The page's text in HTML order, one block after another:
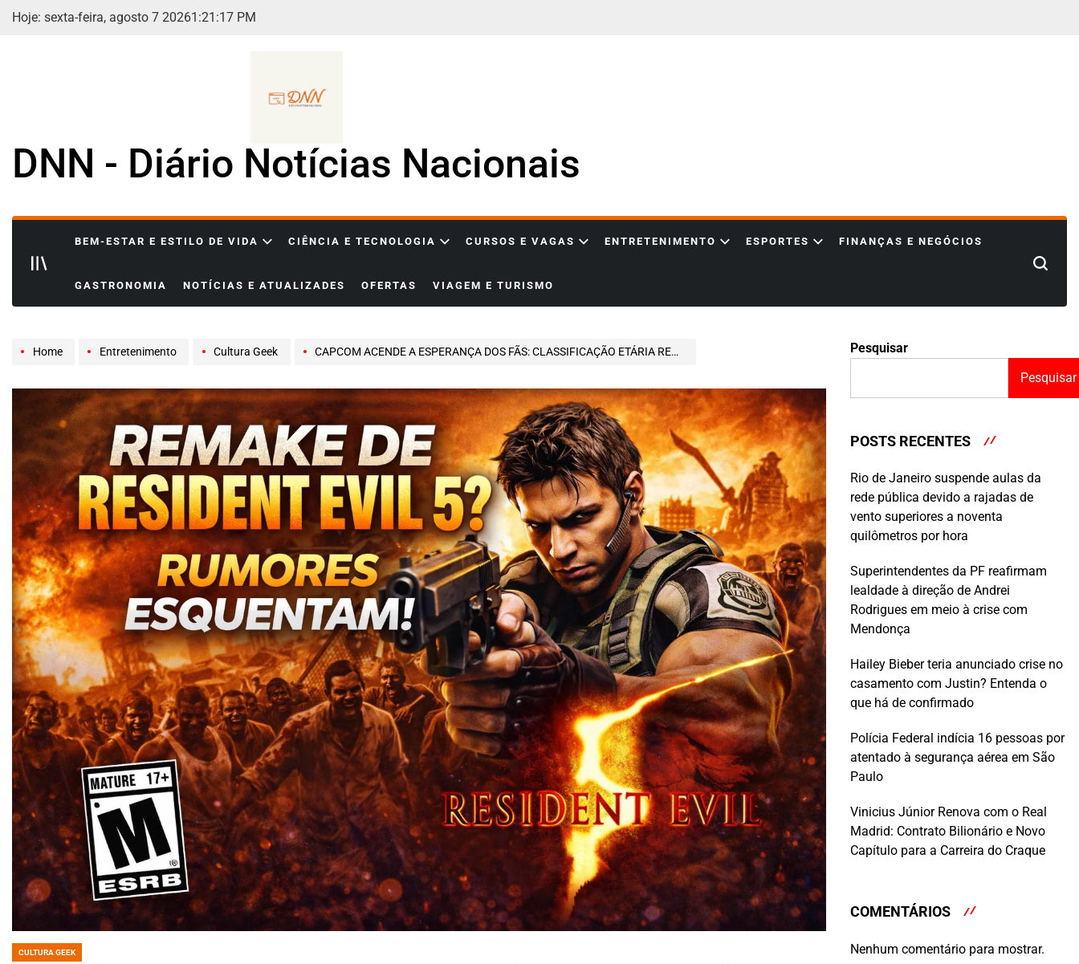
Skip
Hoje: sexta-feira, agosto 7 20261 :21 :18 PM
DNN - Diário Notícias Nacionais
BEM-ESTAR E ESTILO DE VIDA CIÊNCIA E TECNOLOGIA CURSOS E VAGAS ENTRETENIMENTO ESPORTES FINANÇAS E NEGÓCIOS
GASTRONOMIA NOTÍCIAS E ATUALIZADES OFERTAS VIAGEM E TURISMO
Search
Home Entretenimento Cultura Geek CAPCOM ACENDE A ESPERANÇA DOS FÃS: CLASSIFICAÇÃO ETÁRIA REACENDE RUMORES SOBRE NOVA VERSÃO DE RESIDENT EVIL 5
POSTED
CULTURA GEEK
Pesquisar
Pesquisar
POSTS RECENTES
Rio de Janeiro suspende aulas da
rede pública devido a rajadas de
vento superiores a noventa
quilômetros por hora
Superintendentes da PF reafirmam
lealdade à direção de Andrei
Rodrigues em meio à crise com
Mendonça
Hailey Bieber teria anunciado crise no
casamento com Justin? Entenda o
que há de confirmado
Polícia Federal indícia 16 pessoas por
atentado à segurança aérea em São
Paulo
Vinicius Júnior Renova com o Real
Madrid: Contrato Bilionário e Novo
Capítulo para a Carreira do Craque
COMENTÁRIOS
Nenhum comentário para mostrar.